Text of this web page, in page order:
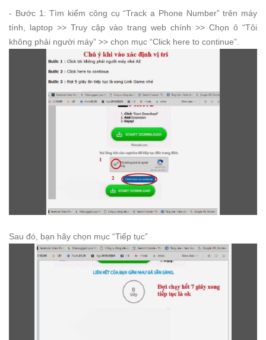
- Bước 1: Tìm kiếm công cụ “Track a Phone Number” trên máy
tính, laptop >> Truy cập vào trang web chính >> Chọn ô “Tôi
không phải người máy” >> chọn mục “Click here to continue”.
Sau đó, bạn hãy chọn mục “Tiếp tục”